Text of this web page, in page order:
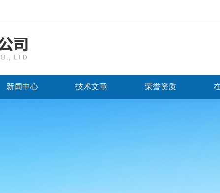
新闻中心 技术文章 荣誉资质